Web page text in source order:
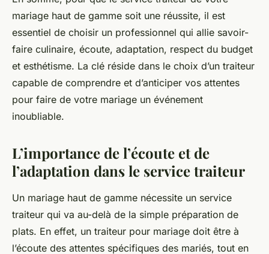
mariage haut de gamme soit une réussite, il est
essentiel de choisir un professionnel qui allie savoir-
faire culinaire, écoute, adaptation, respect du budget
et esthétisme. La clé réside dans le choix d’un traiteur
capable de comprendre et d’anticiper vos attentes
pour faire de votre mariage un événement
inoubliable.
L’importance de l’écoute et de
l’adaptation dans le service traiteur
Un mariage haut de gamme nécessite un service
traiteur qui va au-delà de la simple préparation de
plats. En effet, un traiteur pour mariage doit être à
l’écoute des attentes spécifiques des mariés, tout en